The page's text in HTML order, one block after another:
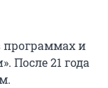
программах и
После 21 года